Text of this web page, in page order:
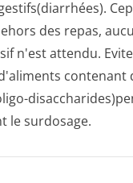
des repas,
n'est attendu.
contenant
le surdosage.